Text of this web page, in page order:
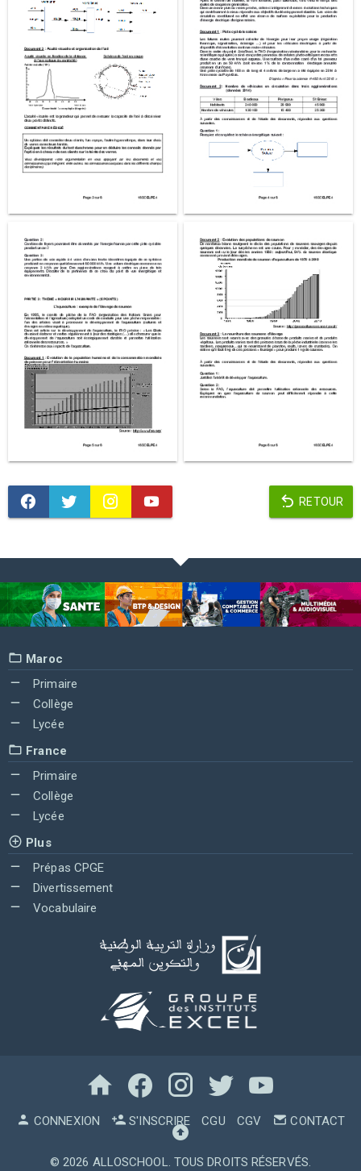
RETOUR
Maroc
Primaire
Collège
Lycée
France
Primaire
Collège
Lycée
Plus
Prépas CPGE
Divertissement
Vocabulaire
CONNEXION S'INSCRIRE CGU CGV CONTACT
© 2026 ALLOSCHOOL. TOUS DROITS RÉSERVÉS.